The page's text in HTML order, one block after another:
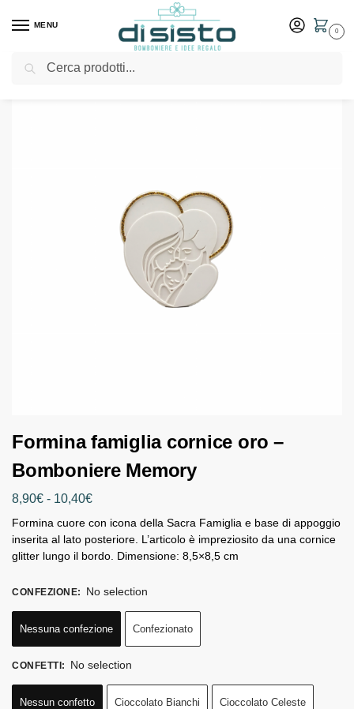
MENU
0
Home Shop Bomboniere
Formina famiglia cornice oro –
Bomboniere Memory
8,90€ - 10,40€
Formina cuore con icona della Sacra Famiglia e base di appoggio
inserita al lato posteriore. L’articolo è impreziosito da una cornice
glitter lungo il bordo. Dimensione: 8,5×8,5 cm
CONFEZIONE: No selection
Nessuna confezione Confezionato
CONFETTI: No selection
Nessun confetto Cioccolato Bianchi Cioccolato Celeste